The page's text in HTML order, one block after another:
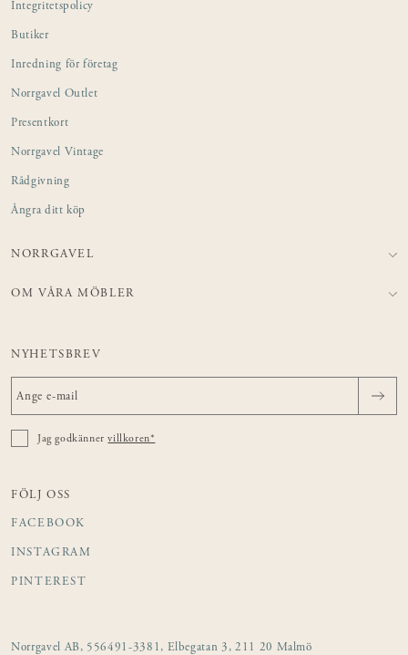
Integritetspolicy
Butiker
Inredning för företag
Norrgavel Outlet
Presentkort
Norrgavel Vintage
Rådgivning
Ångra ditt köp
NORRGAVEL
OM VÅRA MÖBLER
NYHETSBREV
Jag godkännervillkoren*
FÖLJ OSS
FACEBOOK
INSTAGRAM
PINTEREST
Norrgavel AB, 556491-3381, Elbegatan 3, 211 20 Malmö